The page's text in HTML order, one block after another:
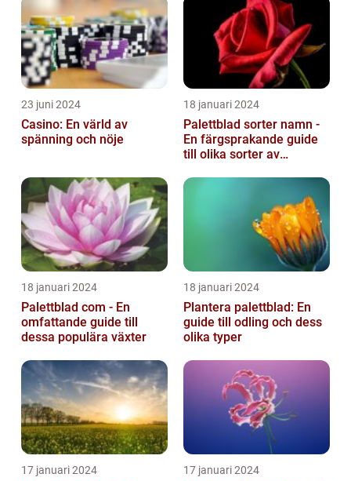
23 juni 2024
Casino: En värld av
spänning och nöje
18 januari 2024
Palettblad sorter namn -
En färgsprakande guide
till olika sorter av
18 januari 2024
Palettblad com - En
omfattande guide till
dessa populära växter
18 januari 2024
Plantera palettblad: En
guide till odling och dess
olika typer
17 januari 2024 17 januari 2024